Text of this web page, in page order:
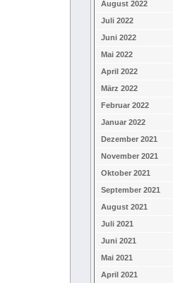
August 2022
Juli 2022
Juni 2022
Mai 2022
April 2022
März 2022
Februar 2022
Januar 2022
Dezember 2021
November 2021
Oktober 2021
September 2021
August 2021
Juli 2021
Juni 2021
Mai 2021
April 2021